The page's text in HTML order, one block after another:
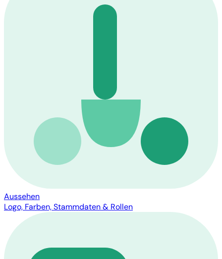
Aussehen
Logo, Farben, Stammdaten & Rollen